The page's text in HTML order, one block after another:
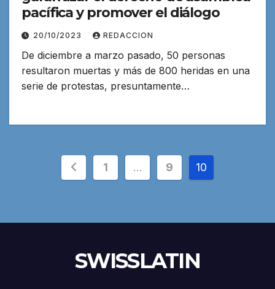
pacífica y promover el diálogo
20/10/2023 REDACCION
De diciembre a marzo pasado, 50 personas
resultaron muertas y más de 800 heridas en una
serie de protestas, presuntamente…
Paginación
entradas
1 … 9 10
SWISSLATIN